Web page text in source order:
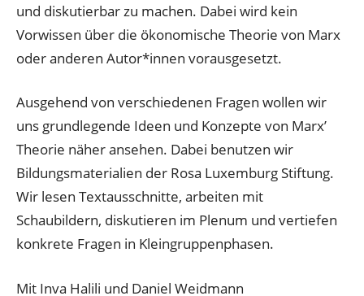
und diskutierbar zu machen. Dabei wird kein
Vorwissen über die ökonomische Theorie von Marx
oder anderen Autor*innen vorausgesetzt.
Ausgehend von verschiedenen Fragen wollen wir
uns grundlegende Ideen und Konzepte von Marx’
Theorie näher ansehen. Dabei benutzen wir
Bildungsmaterialien der Rosa Luxemburg Stiftung.
Wir lesen Textausschnitte, arbeiten mit
Schaubildern, diskutieren im Plenum und vertiefen
konkrete Fragen in Kleingruppenphasen.
Mit Inva Halili und Daniel Weidmann